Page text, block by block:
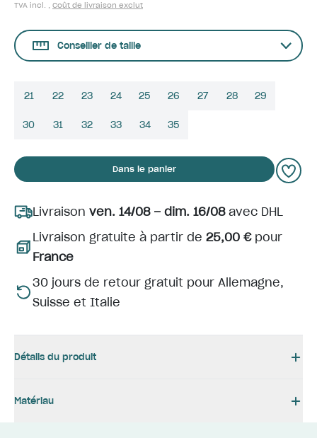
TVA incl. , Coût de livraison exclut
Conseiller de taille
21 22 23 24 25 26 27 28 29
30 31 32 33 34 35
Dans le panier
Livraison ven. 14/08 – dim. 16/08avec DHL
Livraison gratuite à partir de 25,00 €pour
France
30 jours de retour gratuit pour Allemagne,
Suisse et Italie
Détails du produit
Matériau